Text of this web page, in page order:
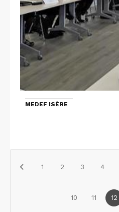
MEDEF ISÈRE
1 2 3 4
10 11 12